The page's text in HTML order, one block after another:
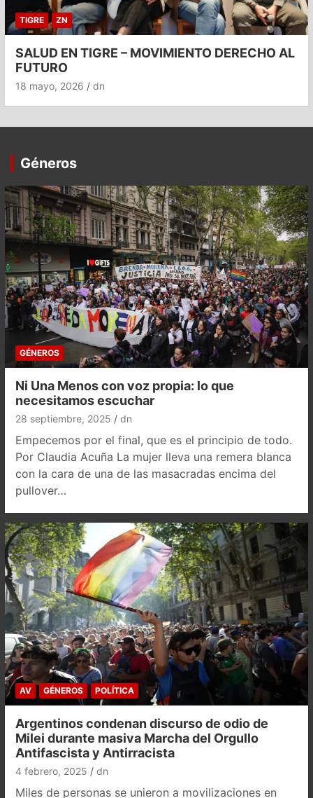
TIGRE ZN
SALUD EN TIGRE – MOVIMIENTO DERECHO AL
FUTURO
18 mayo, 2026 dn
Géneros
GÉNEROS
Ni Una Menos con voz propia: lo que
necesitamos escuchar
28 septiembre, 2025 dn
Empecemos por el final, que es el principio de todo.
Por Claudia Acuña La mujer lleva una remera blanca
con la cara de una de las masacradas encima del
pullover…
AV GÉNEROS POLÍTICA
Argentinos condenan discurso de odio de
Milei durante masiva Marcha del Orgullo
Antifascista y Antirracista
4 febrero, 2025 dn
Miles de personas se unieron a movilizaciones en